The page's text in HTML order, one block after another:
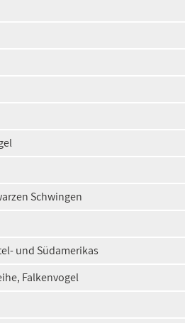
Schwingen
und Südamerikas
Falkenvogel